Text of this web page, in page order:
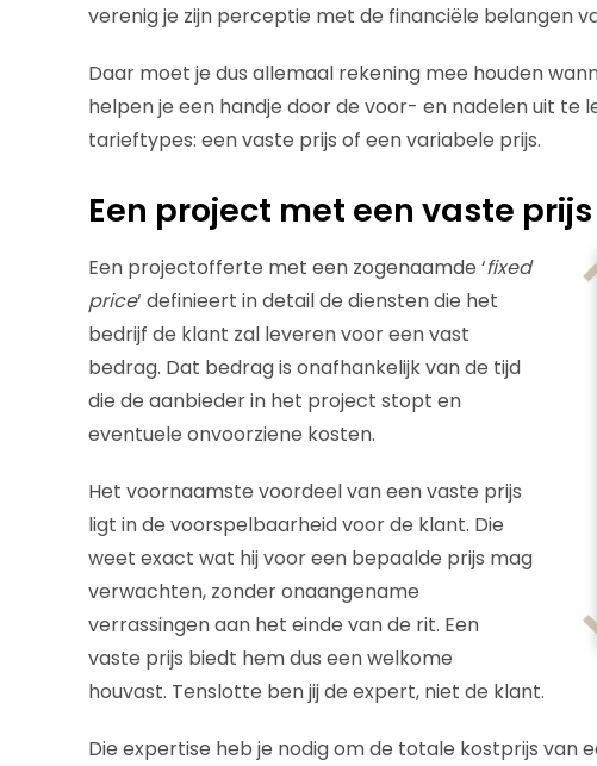
verenig je zijn perceptie met de financiële belangen
Daar moet je dus allemaal rekening mee houden
helpen je een handje door de voor- en nadelen uit te
tarieftypes: een vaste prijs of een variabele prijs.
Een project met een vaste prijs
Een projectofferte met een zogenaamde ‘fixed
price‘ definieert in detail de diensten die het
bedrijf de klant zal leveren voor een vast
bedrag. Dat bedrag is onafhankelijk van de tijd
die de aanbieder in het project stopt en
eventuele onvoorziene kosten.
Het voornaamste voordeel van een vaste prijs
ligt in de voorspelbaarheid voor de klant. Die
weet exact wat hij voor een bepaalde prijs mag
verwachten, zonder onaangename
verrassingen aan het einde van de rit. Een
vaste prijs biedt hem dus een welkome
houvast. Tenslotte ben jij de expert, niet de klant.
Die expertise heb je nodig om de totale kostprijs